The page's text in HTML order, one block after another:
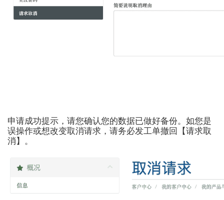
申请成功提示，请您确认您的数据已做好备份。如您是
误操作或想改变取消请求，请务必发工单撤回【请求取
消】。